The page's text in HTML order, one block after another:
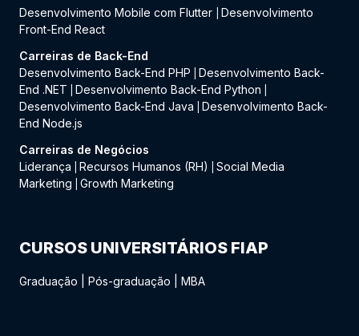
Desenvolvimento Mobile com Flutter
Desenvolvimento
Front-End React
Carreiras de Back-End
Desenvolvimento Back-End PHP
Desenvolvimento Back-
End .NET
Desenvolvimento Back-End Python
Desenvolvimento Back-End Java
Desenvolvimento Back-
End Node.js
Carreiras de Negócios
Liderança
Recursos Humanos (RH)
Social Media
Marketing
Growth Marketing
CURSOS UNIVERSITÁRIOS FIAP
Graduação Pós-graduação MBA